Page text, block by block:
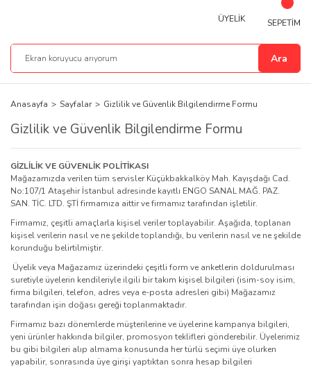
Ara
ÜYELİK SEPETİM
Anasayfa Sayfalar Gizlilik ve Güvenlik Bilgilendirme Formu
Gizlilik ve Güvenlik Bilgilendirme Formu
GİZLİLİK VE GÜVENLİK POLİTİKASI
Mağazamızda verilen tüm servisler Küçükbakkalköy Mah. Kayışdağı Cad.
No:107/1 Ataşehir İstanbul adresinde kayıtlı ENGO SANAL MAĞ. PAZ.
SAN. TİC. LTD. ŞTİ firmamıza aittir ve firmamız tarafından işletilir.
Firmamız, çeşitli amaçlarla kişisel veriler toplayabilir. Aşağıda, toplanan
kişisel verilerin nasıl ve ne şekilde toplandığı, bu verilerin nasıl ve ne şekilde
korunduğu belirtilmiştir.
Üyelik veya Mağazamız üzerindeki çeşitli form ve anketlerin doldurulması
suretiyle üyelerin kendileriyle ilgili bir takım kişisel bilgileri (isim-soy isim,
firma bilgileri, telefon, adres veya e-posta adresleri gibi) Mağazamız
tarafından işin doğası gereği toplanmaktadır.
Firmamız bazı dönemlerde müşterilerine ve üyelerine kampanya bilgileri,
yeni ürünler hakkında bilgiler, promosyon teklifleri gönderebilir. Üyelerimiz
bu gibi bilgileri alıp almama konusunda her türlü seçimi üye olurken
yapabilir, sonrasında üye girişi yaptıktan sonra hesap bilgileri